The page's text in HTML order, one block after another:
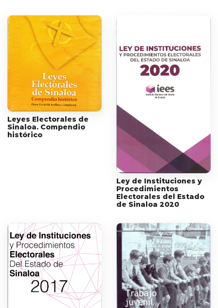
Leyes Electorales de
Sinaloa. Compendio
histórico
Ley de Instituciones y
Procedimientos
Electorales del Estado
de Sinaloa 2020